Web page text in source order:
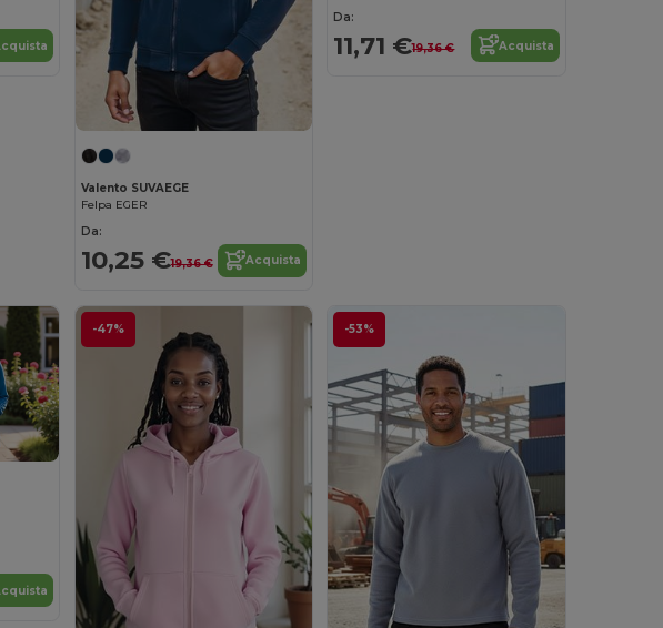
Valento SUVAEGE
Felpa EGER
Da:
10,25 €19,36 € Acquista
Da:
11,71 €19,36 € Acquista
-47% -53%